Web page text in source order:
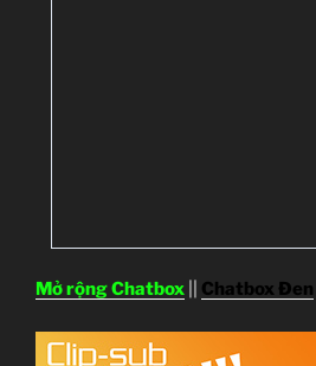
Mở rộng Chatbox Chatbox Đen